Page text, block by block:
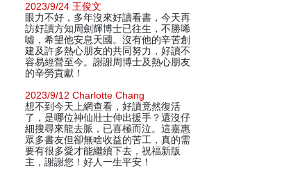
2023/9/24 王俊文
眼力不好，多年沒來好讀看書，今天再
訪好讀方知周劍輝博士已往生，不勝唏
噓，希望他安息天國。沒有他的辛苦創
建及許多熱心朋友的共同努力，好讀不
容易經營至今。謝謝周博士及熱心朋友
的辛勞貢獻！
2023/9/12 Charlotte Chang
想不到今天上網查看，好讀竟然復活
了，是哪位神仙壯士伸出援手？還沒仔
細搜尋來龍去脈，已喜極而泣。這嘉惠
眾多書友但卻無啥收益的苦工，真的需
要有很多愛才能繼續下去，祝福新版
主，謝謝您！好人一生平安！